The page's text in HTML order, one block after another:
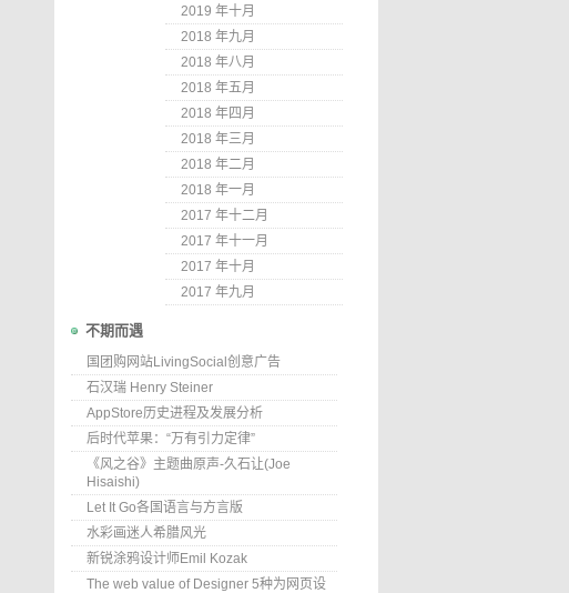
2019 年十月
2018 年九月
2018 年八月
2018 年五月
2018 年四月
2018 年三月
2018 年二月
2018 年一月
2017 年十二月
2017 年十一月
2017 年十月
2017 年九月
不期而遇
国团购网站LivingSocial创意广告
石汉瑞 Henry Steiner
AppStore历史进程及发展分析
后时代苹果：“万有引力定律”
《风之谷》主题曲原声-久石让(Joe
Hisaishi)
Let It Go各国语言与方言版
水彩画迷人希腊风光
新锐涂鸦设计师Emil Kozak
The web value of Designer 5种为网页设